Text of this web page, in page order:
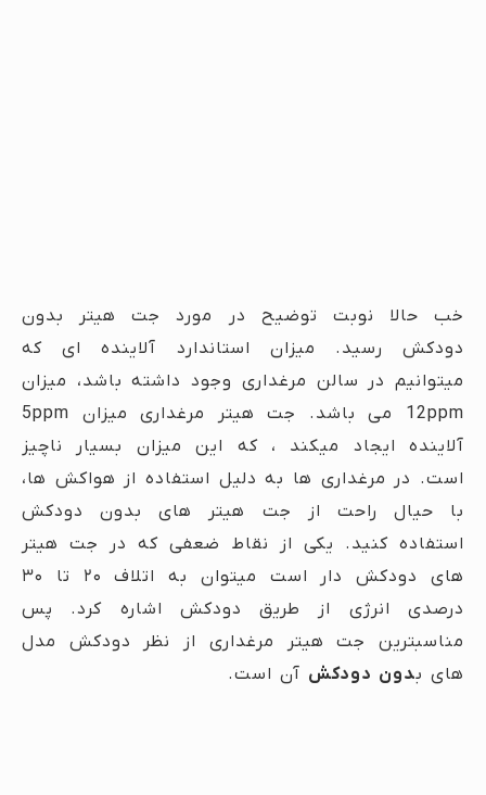
خب حالا نوبت توضیح در مورد جت هیتر بدون
دودکش رسید. میزان استاندارد آلاینده ای که
میتوانیم در سالن مرغداری وجود داشته باشد، میزان
12ppm می باشد. جت هیتر مرغداری میزان 5ppm
آلاینده ایجاد میکند ، که این میزان بسیار ناچیز
است. در مرغداری ها به دلیل استفاده از هواکش ها،
با حیال راحت از جت هیتر های بدون دودکش
استفاده کنید. یکی از نقاط ضعفی که در جت هیتر
های دودکش دار است میتوان به اتلاف ۲۰ تا ۳۰
درصدی انرژی از طریق دودکش اشاره کرد. پس
مناسبترین جت هیتر مرغداری از نظر دودکش مدل
های بدون دودکش آن است.